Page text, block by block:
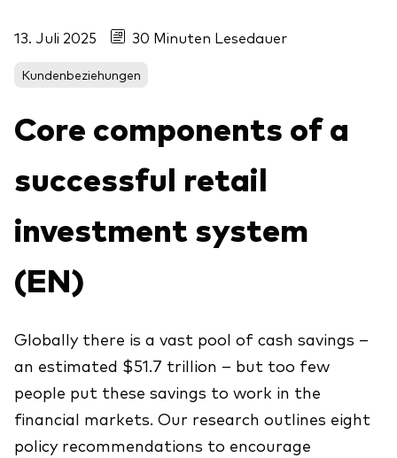
Aktive Fonds
Anleihen
ETFs
Indexfonds
Modellportfolios
Multi-asset
Investieren mit uns
Benchmark-Anbieter
Fondsdokumente und Richtlinien
Events
Marktausblick 2026
Säulen
Erfolgreiche Unternehmensführung
Financial Planning
Investment Know how
Marktkommentare
Ihr Wissenshub: Studien & Analysen
13. Juli 2025 30 Minuten Lesedauer
Kundenbeziehungen
Core components of a
successful retail
investment system
(EN)
Globally there is a vast pool of cash savings –
an estimated $51.7 trillion – but too few
people put these savings to work in the
financial markets. Our research outlines eight
policy recommendations to encourage